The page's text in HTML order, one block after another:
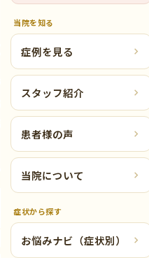
当院を知る
症例を見る
スタッフ紹介
患者様の声
当院について
症状から探す
お悩みナビ（症状別）
か成立しない
ら、それでいい」。
必要な情報を伝えな
は呼びにくいもので
るものではありませ
代替手段、不確実性
べる状態を作ること